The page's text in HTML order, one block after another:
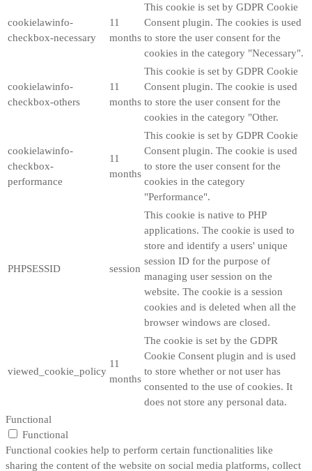
cookielawinfo-
checkbox-necessary
11
months
This cookie is set by GDPR Cookie
Consent plugin. The cookies is used
to store the user consent for the
cookies in the category "Necessary".
cookielawinfo-
checkbox-others
11
months
This cookie is set by GDPR Cookie
Consent plugin. The cookie is used
to store the user consent for the
cookies in the category "Other.
cookielawinfo-
checkbox-
performance
11
months
This cookie is set by GDPR Cookie
Consent plugin. The cookie is used
to store the user consent for the
cookies in the category
"Performance".
PHPSESSID session
This cookie is native to PHP
applications. The cookie is used to
store and identify a users' unique
session ID for the purpose of
managing user session on the
website. The cookie is a session
cookies and is deleted when all the
browser windows are closed.
viewed_cookie_policy
11
months
The cookie is set by the GDPR
Cookie Consent plugin and is used
to store whether or not user has
consented to the use of cookies. It
does not store any personal data.
Functional
Functional
Functional cookies help to perform certain functionalities like
sharing the content of the website on social media platforms, collect